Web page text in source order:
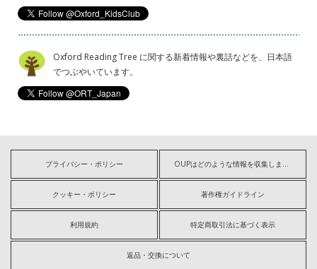
Oxford Reading Tree に関する新着情報や裏話などを、日本語
でつぶやいています。
プライバシー・ポリシー OUPはどのような情報を収集しますか?
クッキー・ポリシー 著作権ガイドライン
利用規約 特定商取引法に基づく表示
返品・交換について